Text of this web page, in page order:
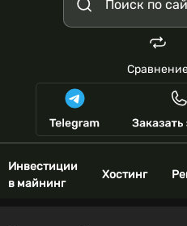
Инвестиции
в майнинг
Хостинг